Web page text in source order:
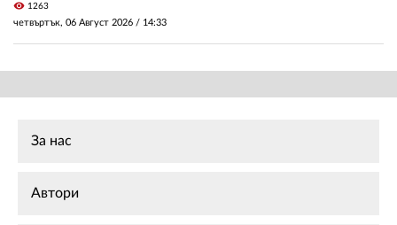
visibility 1263
четвъртък, 06 Август 2026 / 14:33
За нас
Автори